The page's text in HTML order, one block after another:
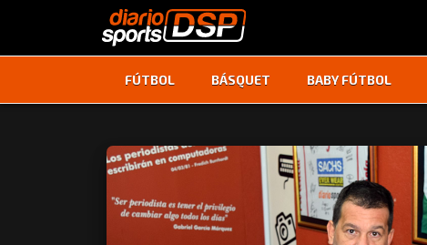
FÚTBOL BÁSQUET BABY FÚTBOL